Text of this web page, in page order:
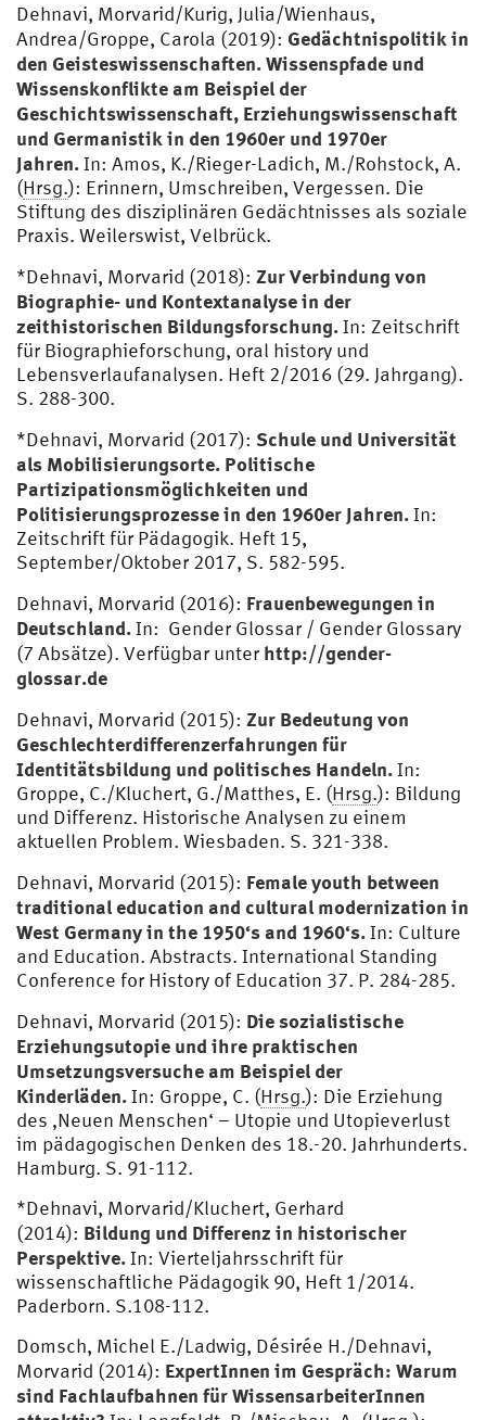
Dehnavi, Morvarid/Kurig, Julia/Wienhaus,
Andrea/Groppe, Carola (2019): Gedächtnispolitik in
den Geisteswissenschaften. Wissenspfade und
Wissenskonflikte am Beispiel der
Geschichtswissenschaft, Erziehungswissenschaft
und Germanistik in den 1960er und 1970er
Jahren.In: Amos, K./Rieger-Ladich, M./Rohstock, A.
(Hrsg.): Erinnern, Umschreiben, Vergessen. Die
Stiftung des disziplinären Gedächtnisses als soziale
Praxis. Weilerswist, Velbrück.
*Dehnavi, Morvarid (2018): Zur Verbindung von
Biographie- und Kontextanalyse in der
zeithistorischen Bildungsforschung.In: Zeitschrift
für Biographieforschung, oral history und
Lebensverlaufanalysen. Heft 2/2016 (29. Jahrgang).
S. 288-300.
*Dehnavi, Morvarid (2017): Schule und Universität
als Mobilisierungsorte. Politische
Partizipationsmöglichkeiten und
Politisierungsprozesse in den 1960er Jahren.In:
Zeitschrift für Pädagogik. Heft 15,
September/Oktober 2017, S. 582-595.
Dehnavi, Morvarid (2016): Frauenbewegungen in
Deutschland.In: Gender Glossar / Gender Glossary
(7 Absätze). Verfügbar unter http://gender-
glossar.de
Dehnavi, Morvarid (2015): Zur Bedeutung von
Geschlechterdifferenzerfahrungen für
Identitätsbildung und politisches Handeln.In:
Groppe, C./Kluchert, G./Matthes, E. (Hrsg.): Bildung
und Differenz. Historische Analysen zu einem
aktuellen Problem. Wiesbaden. S. 321-338.
Dehnavi, Morvarid (2015): Female youth between
traditional education and cultural modernization in
West Germany in the 1950‘s and 1960‘s.In: Culture
and Education. Abstracts. International Standing
Conference for History of Education 37. P. 284-285.
Dehnavi, Morvarid (2015): Die sozialistische
Erziehungsutopie und ihre praktischen
Umsetzungsversuche am Beispiel der
Kinderläden.In: Groppe, C. (Hrsg.): Die Erziehung
des ‚Neuen Menschen‘ – Utopie und Utopieverlust
im pädagogischen Denken des 18.-20. Jahrhunderts.
Hamburg. S. 91-112.
*Dehnavi, Morvarid/Kluchert, Gerhard
(2014): Bildung und Differenz in historischer
Perspektive.In: Vierteljahrsschrift für
wissenschaftliche Pädagogik 90, Heft 1/2014.
Paderborn. S.108-112.
Domsch, Michel E./Ladwig, Désirée H./Dehnavi,
Morvarid (2014): ExpertInnen im Gespräch: Warum
sind Fachlaufbahnen für WissensarbeiterInnen